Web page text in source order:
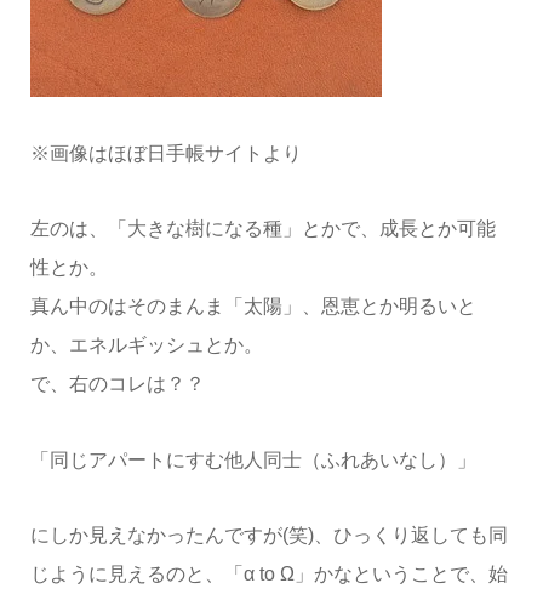
※画像はほぼ日手帳サイトより
左のは、「大きな樹になる種」とかで、成長とか可能
性とか。
真ん中のはそのまんま「太陽」、恩恵とか明るいと
か、エネルギッシュとか。
で、右のコレは？？
「同じアパートにすむ他人同士（ふれあいなし）」
にしか見えなかったんですが(笑)、ひっくり返しても同
じように見えるのと、「α to Ω」かなということで、始